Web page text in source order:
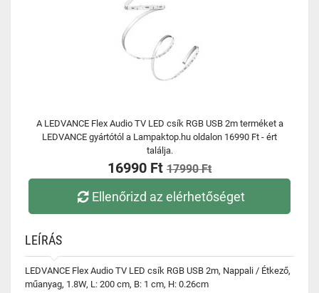
A LEDVANCE Flex Audio TV LED csík RGB USB 2m terméket a
LEDVANCE gyártótól a Lampaktop.hu oldalon 16990 Ft - ért
találja.
16990 Ft 17990 Ft
Ellenőrizd az elérhetőséget
LEÍRÁS
LEDVANCE Flex Audio TV LED csík RGB USB 2m, Nappali / Étkező,
műanyag, 1.8W, L: 200 cm, B: 1 cm, H: 0.26cm